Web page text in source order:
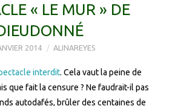
« LE MUR » DE
2014 ALINAREYES
interdit. Cela vaut la peine de
que fait la censure ? Ne faudrait-il pas
autodafés, brûler des centaines de